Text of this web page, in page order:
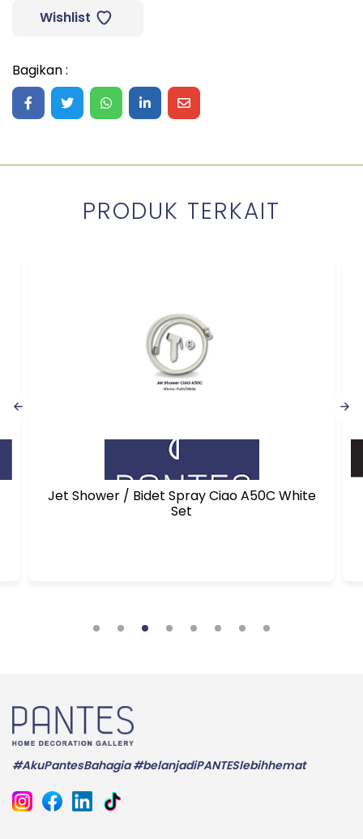
Wishlist
Bagikan :
Share on Facebook
Share on Twitter
Share on WhatsApp
Share on LinkedIn
Share on Mail
PRODUK TERKAIT
Jet Shower / Bidet Spray Ciao A50C White
Set
#AkuPantesBahagia #belanjadiPANTESlebihhemat